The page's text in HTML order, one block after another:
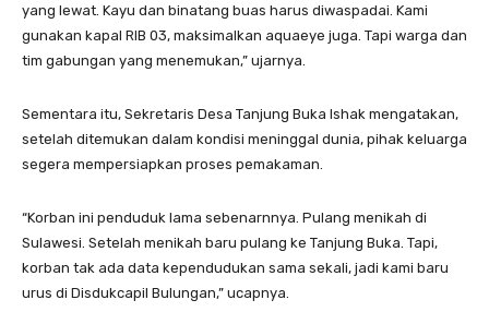
yang lewat. Kayu dan binatang buas harus diwaspadai. Kami
gunakan kapal RIB 03, maksimalkan aquaeye juga. Tapi warga dan
tim gabungan yang menemukan,” ujarnya.
Sementara itu, Sekretaris Desa Tanjung Buka Ishak mengatakan,
setelah ditemukan dalam kondisi meninggal dunia, pihak keluarga
segera mempersiapkan proses pemakaman.
“Korban ini penduduk lama sebenarnnya. Pulang menikah di
Sulawesi. Setelah menikah baru pulang ke Tanjung Buka. Tapi,
korban tak ada data kependudukan sama sekali, jadi kami baru
urus di Disdukcapil Bulungan,” ucapnya.